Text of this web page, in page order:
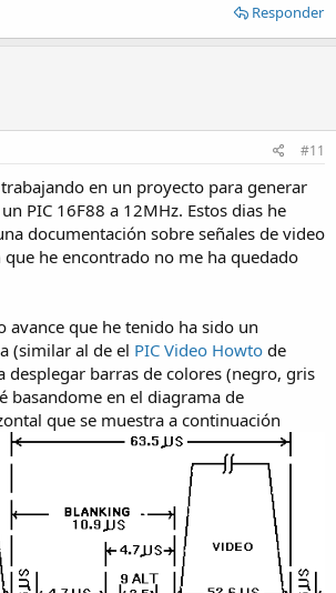
Responder
#11
en un proyecto para generar
PIC 16F88 a 12MHz. Estos dias he
documentación sobre señales de video
he encontrado no me ha quedado
avance que he tenido ha sido un
(similar al de el PIC Video Howto de
desplegar barras de colores (negro, gris
basandome en el diagrama de
que se muestra a continuación